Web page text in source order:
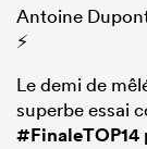
Antoine
⚡️
Le demi de
superbe essai
#FinaleTOP14